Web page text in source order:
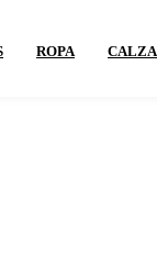
ROPA